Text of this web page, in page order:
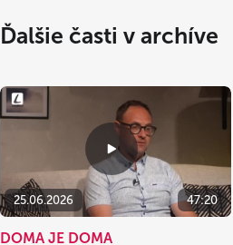
Ďalšie časti v archíve
25.06.2026 47:20
DOMA JE DOMA